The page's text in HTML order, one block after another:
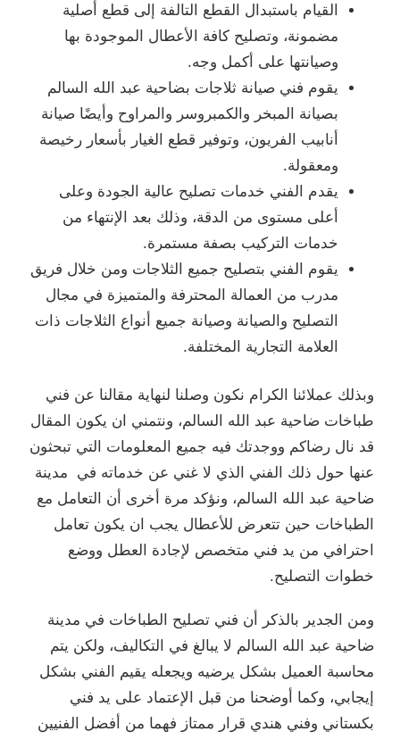
القيام باستبدال القطع التالفة إلى قطع أصلية
مضمونة، وتصليح كافة الأعطال الموجودة بها
وصيانتها على أكمل وجه.
يقوم فني صيانة ثلاجات بضاحية عبد الله السالم
بصيانة المبخر والكمبروسر والمراوح وأيضًا صيانة
أنابيب الفريون، وتوفير قطع الغيار بأسعار رخيصة
ومعقولة.
يقدم الفني خدمات تصليح عالية الجودة وعلى
أعلى مستوى من الدقة، وذلك بعد الإنتهاء من
خدمات التركيب بصفة مستمرة.
يقوم الفني بتصليح جميع الثلاجات ومن خلال فريق
مدرب من العمالة المحترفة والمتميزة في مجال
التصليح والصيانة وصيانة جميع أنواع الثلاجات ذات
العلامة التجارية المختلفة.
وبذلك عملائنا الكرام نكون وصلنا لنهاية مقالنا عن فني
طباخات ضاحية عبد الله السالم، ونتمني ان يكون المقال
قد نال رضاكم ووجدتك فيه جميع المعلومات التي تبحثون
عنها حول ذلك الفني الذي لا غني عن خدماته في مدينة
ضاحية عبد الله السالم، ونؤكد مرة أخرى أن التعامل مع
الطباخات حين تتعرض للأعطال يجب ان يكون تعامل
احترافي من يد فني متخصص لإجادة العطل ووضع
خطوات التصليح.
ومن الجدير بالذكر أن فني تصليح الطباخات في مدينة
ضاحية عبد الله السالم لا يبالغ في التكاليف، ولكن يتم
محاسبة العميل بشكل يرضيه ويجعله يقيم الفني بشكل
إيجابي، وكما أوضحنا من قبل الإعتماد على يد فني
بكستاني وفني هندي قرار ممتاز فهما من أفضل الفنيين